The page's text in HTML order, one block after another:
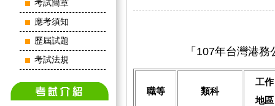
考試簡章
應考須知
歷屆試題
考試法規
「107年台灣港
職等 類科
工作
地區